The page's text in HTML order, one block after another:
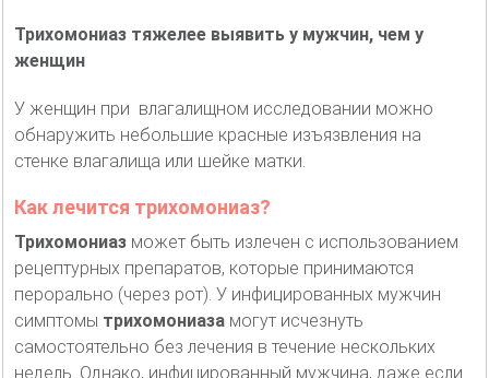
Трихомониаз тяжелее выявить у мужчин, чем у
женщин
У женщин при влагалищном исследовании можно
обнаружить небольшие красные изъязвления на
стенке влагалища или шейке матки.
Как лечится трихомониаз?
Трихомониаз может быть излечен с использованием
рецептурных препаратов, которые принимаются
перорально (через рот). У инфицированных мужчин
симптомы трихомониаза могут исчезнуть
самостоятельно без лечения в течение нескольких
недель. Однако, инфицированный мужчина, даже если